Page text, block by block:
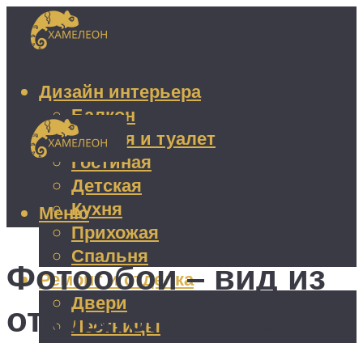
Дизайн интерьера
Балкон
Ванная и туалет
Гостиная
Детская
Кухня
Прихожая
Спальня
Ремонт и отделка
Двери
Лестницы
Меню
Фотообои – вид из
открытого окна.